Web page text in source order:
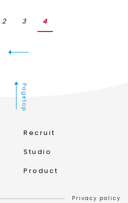
2 3 4
Pagetop
Recruit
Studio
Product
Privacy policy